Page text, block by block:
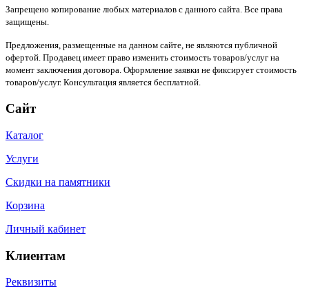
Запрещено копирование любых материалов с данного сайта. Все права
защищены.
Предложения, размещенные на данном сайте, не являются публичной
офертой. Продавец имеет право изменить стоимость товаров/услуг на
момент заключения договора. Оформление заявки не фиксирует стоимость
товаров/услуг. Консультация является бесплатной.
Сайт
Каталог
Услуги
Скидки на памятники
Корзина
Личный кабинет
Клиентам
Реквизиты